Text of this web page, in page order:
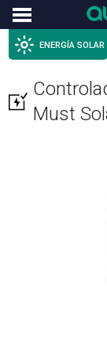
ENERGÍA SOLAR
Must